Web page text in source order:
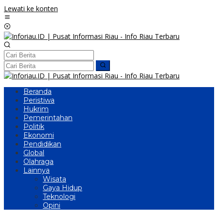
Lewati ke konten
Beranda
Peristiwa
Hukrim
Pemerintahan
Politik
Ekonomi
Pendidikan
Global
Olahraga
Lainnya
Wisata
Gaya Hidup
Teknologi
Opini